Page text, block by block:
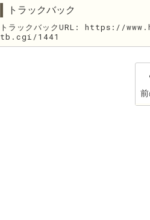
トラックバック
トラックバックURL: https://
tb.cgi/1441